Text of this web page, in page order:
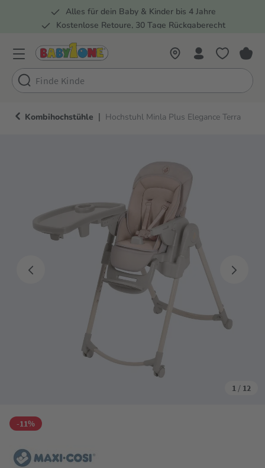
Zur Hauptnavigation springen
Alles für dein Baby & Kinder bis 4 Jahre
Kostenlose Retoure, 30 Tage Rückgaberecht
Kombihochstühle | Hochstuhl Minla Plus Elegance Terra
1 / 12
-11%